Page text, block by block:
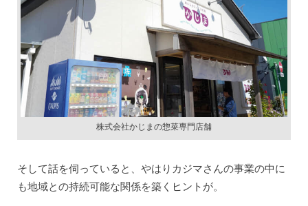
株式会社かじまの惣菜専門店舗
そして話を伺っていると、やはりカジマさんの事業の中に
も地域との持続可能な関係を築くヒントが。